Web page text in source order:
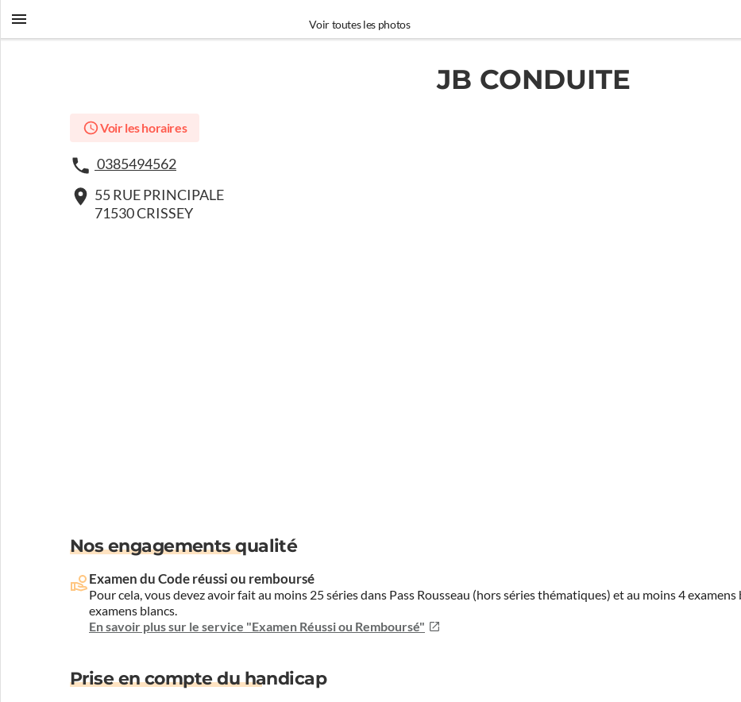
Voir toutes les photos
JB CONDUITE
Voir les horaires
0385494562
55 RUE PRINCIPALE
71530 CRISSEY
Nos engagements qualité
Examen du Code réussi ou remboursé
Pour cela, vous devez avoir fait au moins 25 séries dans Pass Rousseau (hors séries thématiques) et au moins 4
examens blancs.
En savoir plus sur le service "Examen Réussi ou Remboursé"
Prise en compte du handicap